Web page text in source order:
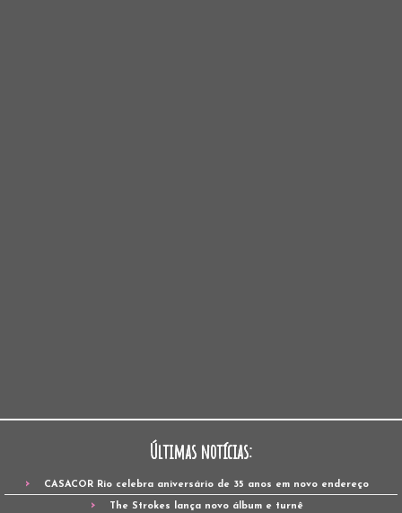
Últimas notícias:
CASACOR Rio celebra aniversário de 35 anos em novo endereço
The Strokes lança novo álbum e turnê